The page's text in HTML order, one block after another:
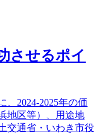
させるポイ
、2024-2025年の価
地区等）、用途地
交通省・いわき市役